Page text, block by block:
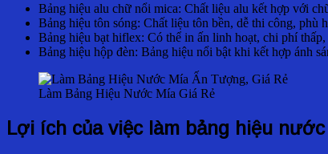
Bảng hiệu alu chữ nổi mica: Chất liệu alu kết hợp với
Bảng hiệu tôn sóng: Chất liệu tôn bền, dễ thi công,
Bảng hiệu bạt hiflex: Có thể in ấn linh hoạt, chi phí
Bảng hiệu hộp đèn: Bảng hiệu nổi bật khi kết hợp ánh
Làm Bảng Hiệu Nước Mía Giá Rẻ
Lợi ích của việc làm bảng hiệu